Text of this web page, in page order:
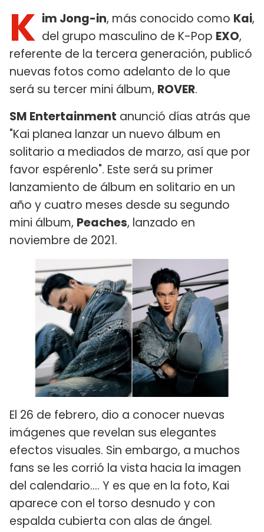
K im Jong-in, más conocido como Kai,
del grupo masculino de K-Pop EXO,
referente de la tercera generación, publicó
nuevas fotos como adelanto de lo que
será su tercer mini álbum, ROVER.
SM Entertainment anunció días atrás que
"Kai planea lanzar un nuevo álbum en
solitario a mediados de marzo, así que por
favor espérenlo". Este será su primer
lanzamiento de álbum en solitario en un
año y cuatro meses desde su segundo
mini álbum, Peaches, lanzado en
noviembre de 2021.
El 26 de febrero, dio a conocer nuevas
imágenes que revelan sus elegantes
efectos visuales. Sin embargo, a muchos
fans se les corrió la vista hacia la imagen
del calendario.... Y es que en la foto, Kai
aparece con el torso desnudo y con
espalda cubierta con alas de ángel.